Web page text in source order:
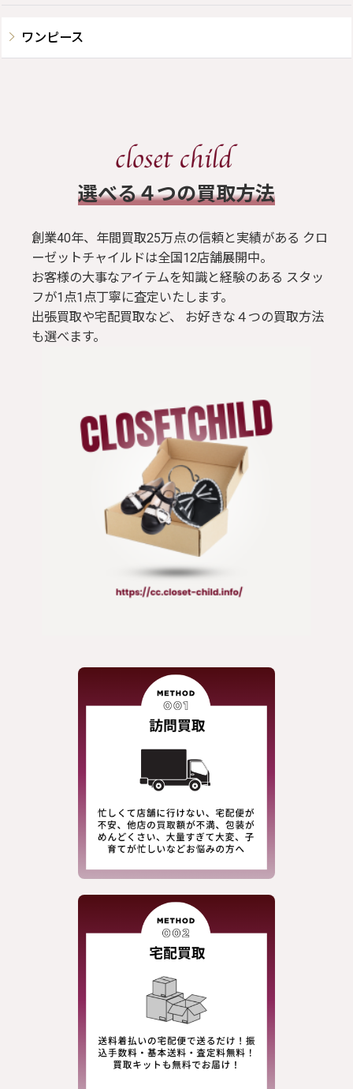
ワンピース
​選べる４つの買取方法
創業40年、年間買取25万点の信頼と実績がある クロ
ーゼットチャイルドは全国12店舗展開中。
お客様の大事なアイテムを知識と経験のある スタッ
フが1点1点丁寧に査定いたします。
出張買取や宅配買取など、 お好きな４つの買取方法
も選べます。